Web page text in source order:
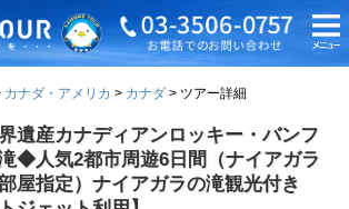
カナダ・アメリカ カナダ ツアー詳細
遺産カナディアンロッキー・バンフ
◆人気2都市周遊6日間（ナイアガラ
屋指定）ナイアガラの滝観光付き